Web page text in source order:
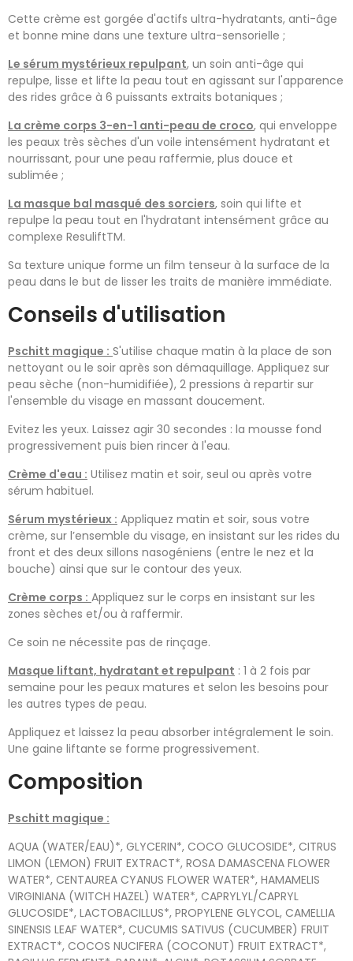
Cette crème est gorgée d'actifs ultra-hydratants, anti-âge
et bonne mine dans une texture ultra-sensorielle ;
Le sérum mystérieux repulpant, un soin anti-âge qui
repulpe, lisse et lifte la peau tout en agissant sur l'apparence
des rides grâce à 6 puissants extraits botaniques ;
La crème corps 3-en-1 anti-peau de croco, qui enveloppe
les peaux très sèches d'un voile intensément hydratant et
nourrissant, pour une peau raffermie, plus douce et
sublimée ;
La masque bal masqué des sorciers, soin qui lifte et
repulpe la peau tout en l'hydratant intensément grâce au
complexe ResuliftTM.
Sa texture unique forme un film tenseur à la surface de la
peau dans le but de lisser les traits de manière immédiate.
Conseils d'utilisation
Pschitt magique : S'utilise chaque matin à la place de son
nettoyant ou le soir après son démaquillage. Appliquez sur
peau sèche (non-humidifiée), 2 pressions à repartir sur
l'ensemble du visage en massant doucement.
Evitez les yeux. Laissez agir 30 secondes : la mousse fond
progressivement puis bien rincer à l'eau.
Crème d'eau : Utilisez matin et soir, seul ou après votre
sérum habituel.
Sérum mystérieux : Appliquez matin et soir, sous votre
crème, sur l’ensemble du visage, en insistant sur les rides du
front et des deux sillons nasogéniens (entre le nez et la
bouche) ainsi que sur le contour des yeux.
Crème corps : Appliquez sur le corps en insistant sur les
zones sèches et/ou à raffermir.
Ce soin ne nécessite pas de rinçage.
Masque liftant, hydratant et repulpant : 1 à 2 fois par
semaine pour les peaux matures et selon les besoins pour
les autres types de peau.
Appliquez et laissez la peau absorber intégralement le soin.
Une gaine liftante se forme progressivement.
Composition
Pschitt magique :
AQUA (WATER/EAU)*, GLYCERIN*, COCO GLUCOSIDE*, CITRUS
LIMON (LEMON) FRUIT EXTRACT*, ROSA DAMASCENA FLOWER
WATER*, CENTAUREA CYANUS FLOWER WATER*, HAMAMELIS
VIRGINIANA (WITCH HAZEL) WATER*, CAPRYLYL/CAPRYL
GLUCOSIDE*, LACTOBACILLUS*, PROPYLENE GLYCOL, CAMELLIA
SINENSIS LEAF WATER*, CUCUMIS SATIVUS (CUCUMBER) FRUIT
EXTRACT*, COCOS NUCIFERA (COCONUT) FRUIT EXTRACT*,